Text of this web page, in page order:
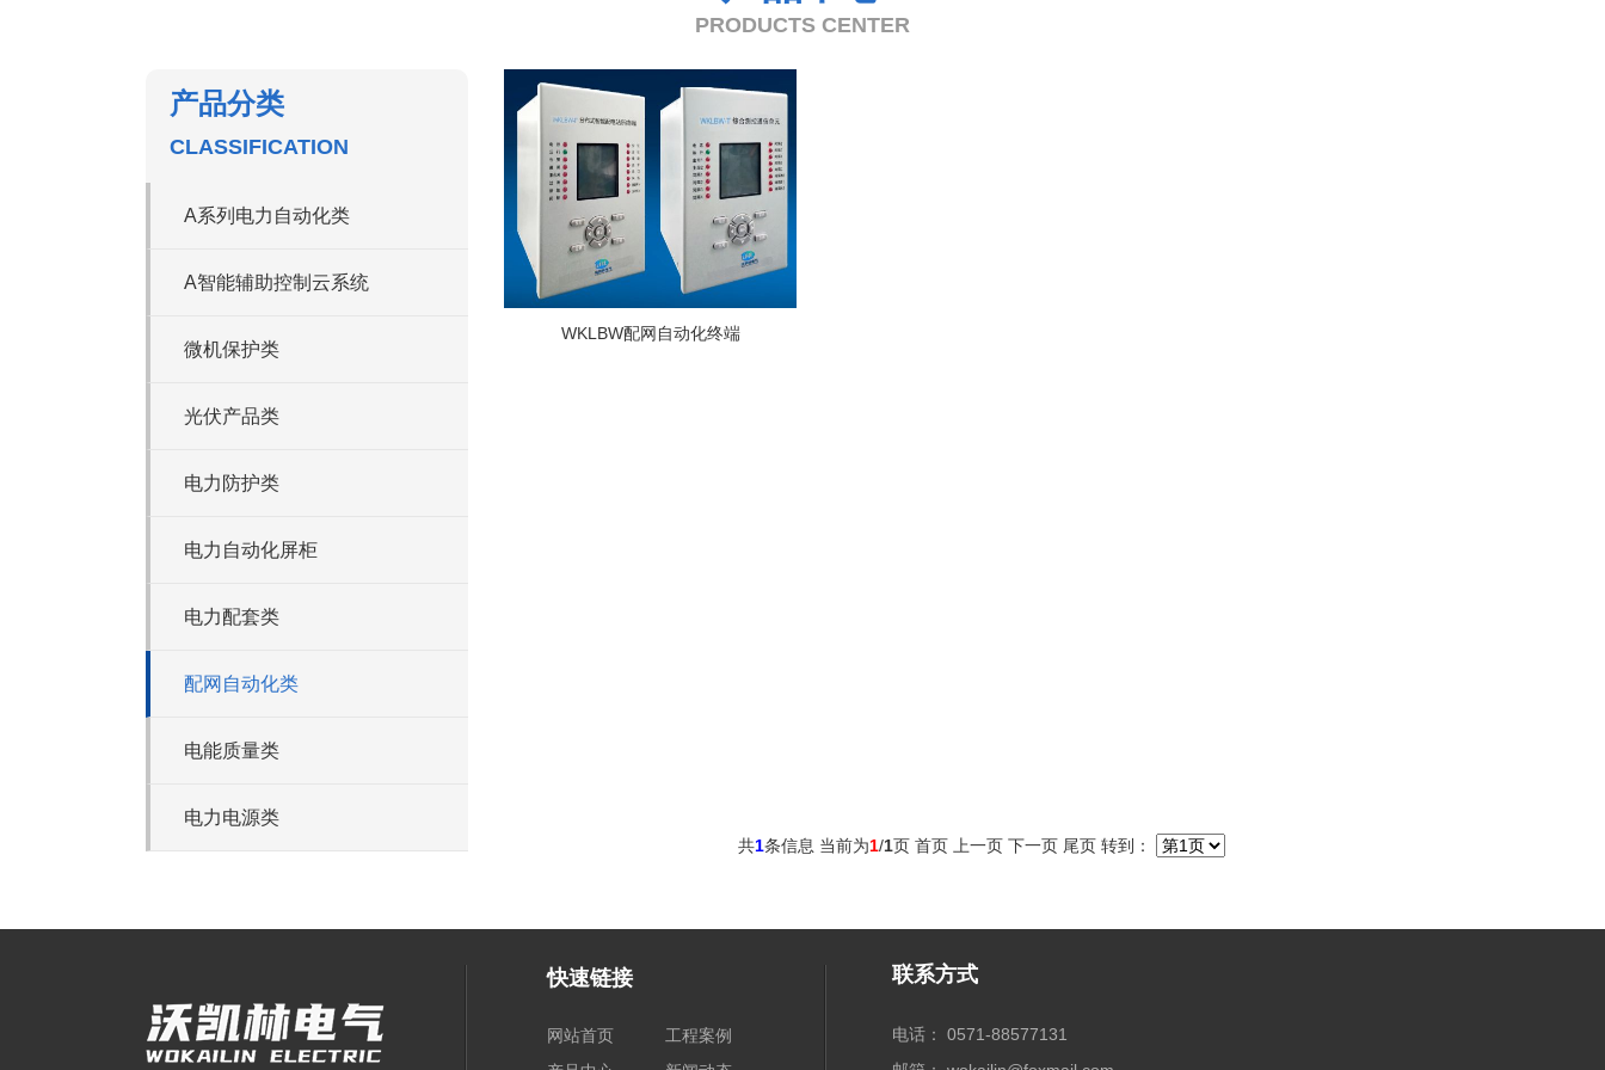
PRODUCTS CENTER
产品分类
CLASSIFICATION
A系列电力自动化类
A智能辅助控制云系统
微机保护类
光伏产品类
电力防护类
电力自动化屏柜
电力配套类
配网自动化类
电能质量类
电力电源类
WKLBW配网自动化终端
共1条信息 当前为1/1页 首页 上一页 下一页 尾页 转到：
快速链接
网站首页
工程案例
联系方式
电话： 0571-88577131